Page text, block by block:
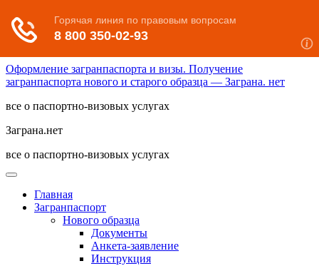
Оформление загранпаспорта и визы. Получение
загранпаспорта нового и старого образца — Заграна. нет
все о паспортно-визовых услугах
Заграна.нет
все о паспортно-визовых услугах
Главная
Загранпаспорт
Нового образца
Документы
Анкета-заявление
Инструкция